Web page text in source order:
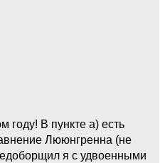
году! В пункте а) есть
Лююнгренна (не
я с удвоенными